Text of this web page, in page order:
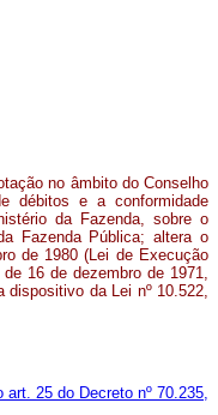
no âmbito do Conselho
débitos e a conformidade
da Fazenda, sobre o
Fazenda Pública; altera o
de 1980 (Lei de Execução
16 de dezembro de 1971,
dispositivo da Lei nº 10.522,
art. 25 do Decreto nº 70.235,